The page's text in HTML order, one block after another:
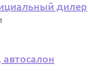
дилер